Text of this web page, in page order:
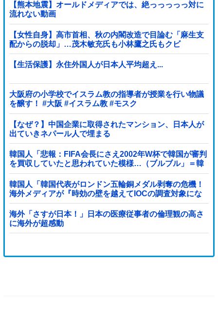
【熊本地震】オールドメディアでは、絶っっっっっ対に
流れない動画
【女性自身】高市首相、秋の内閣改造で目論む「麻生支
配からの脱却」…茂木敏充氏も小林鷹之氏もクビ
【生活保護】永住外国人が日本人平均超え...
大阪府の小学校でイスラム教の指導者が授業を行い物議
を醸す！ #大阪 #イスラム教 #モスク
【なぜ？】中国企業に取得されたマンション、日本人が
出ていきネパール人で埋まる
韓国人「悲報：FIFA会長にさえ2002年W杯で韓国が審判
を買収していたと思われていた模様…（ブルブル」＝韓
国の反応
韓国人「韓国代表がロンドン五輪銅メダル剥奪の危機！
海外メディアが『時効の壁を越えてIOCの調査対象にな
り得る』と報道！」
海外「さすが日本！」日本の医療従事者の倫理観の高さ
に海外が超感動